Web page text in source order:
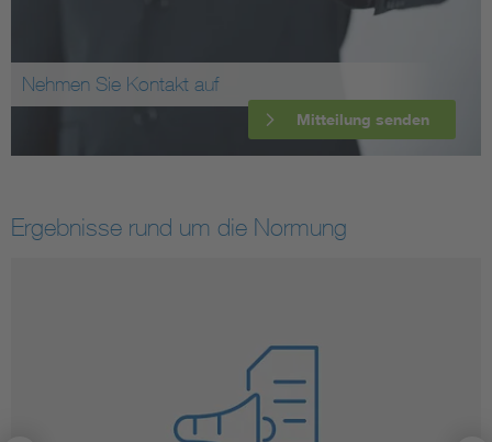
Nehmen Sie Kontakt auf
Mitteilung senden
Ergebnisse rund um die Normung